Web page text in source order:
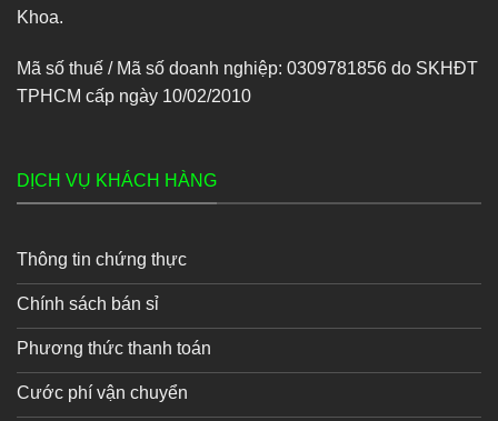
Khoa.
Mã số thuế / Mã số doanh nghiệp: 0309781856 do SKHĐT
TPHCM cấp ngày 10/02/2010
DỊCH VỤ KHÁCH HÀNG
Thông tin chứng thực
Chính sách bán sỉ
Phương thức thanh toán
Cước phí vận chuyển